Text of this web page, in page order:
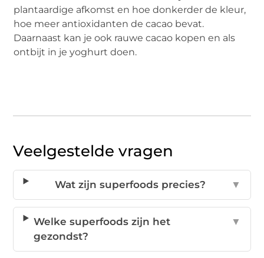
plantaardige afkomst en hoe donkerder de kleur,
hoe meer antioxidanten de cacao bevat.
Daarnaast kan je ook rauwe cacao kopen en als
ontbijt in je yoghurt doen.
Veelgestelde vragen
Wat zijn superfoods precies? ▼
Welke superfoods zijn het
gezondst?
▼